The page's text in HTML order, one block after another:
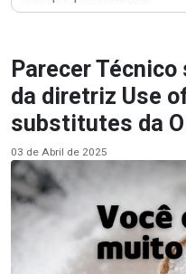
Parecer
da diretriz Use
substitutes da
03 de Abril de 2025